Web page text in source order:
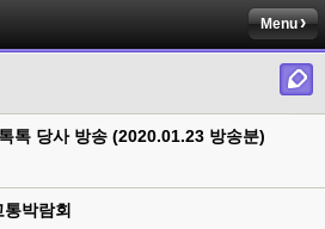
Menu
톡 당사 방송 (2020.01.23 방송분)
박람회